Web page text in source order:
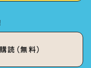
読（無料）